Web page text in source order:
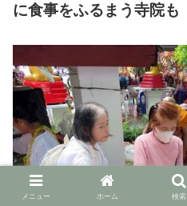
に食事をふるまう寺院も
メニュー ホーム 検索